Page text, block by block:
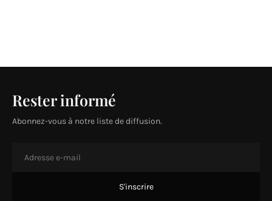
Rester informé
Abonnez-vous à notre liste de diffusion.